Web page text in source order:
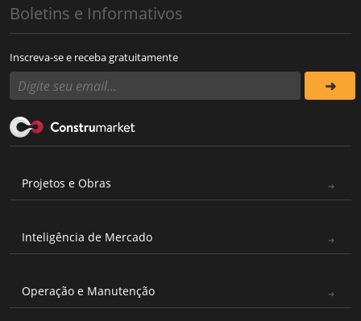
Boletins e Informativos
Inscreva-se e receba gratuitamente
Projetos e Obras
Inteligência de Mercado
Operação e Manutenção